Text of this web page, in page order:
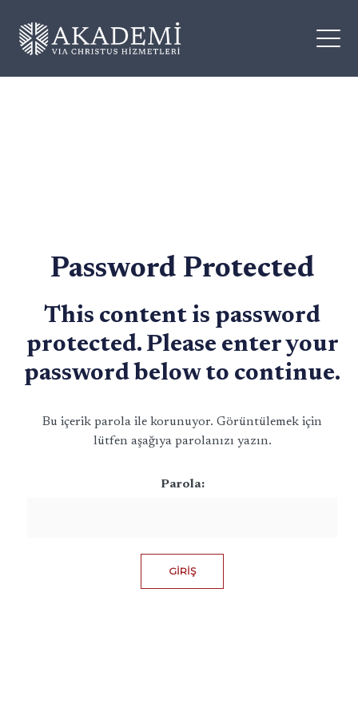
Password Protected
This content is password
protected. Please enter your
password below to continue.
Bu içerik parola ile korunuyor. Görüntülemek için
lütfen aşağıya parolanızı yazın.
Parola: